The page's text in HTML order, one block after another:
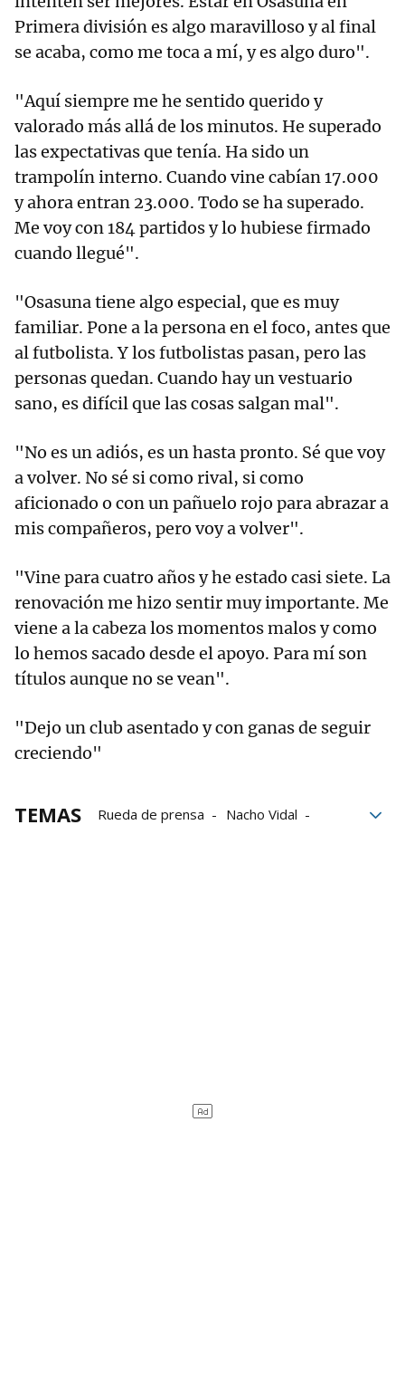
Primera división es algo maravilloso y al final
se acaba, como me toca a mí, y es algo duro".
"Aquí siempre me he sentido querido y
valorado más allá de los minutos. He superado
las expectativas que tenía. Ha sido un
trampolín interno. Cuando vine cabían 17.000
y ahora entran 23.000. Todo se ha superado.
Me voy con 184 partidos y lo hubiese firmado
cuando llegué".
"Osasuna tiene algo especial, que es muy
familiar. Pone a la persona en el foco, antes que
al futbolista. Y los futbolistas pasan, pero las
personas quedan. Cuando hay un vestuario
sano, es difícil que las cosas salgan mal".
"No es un adiós, es un hasta pronto. Sé que voy
a volver. No sé si como rival, si como
aficionado o con un pañuelo rojo para abrazar a
mis compañeros, pero voy a volver".
"Vine para cuatro años y he estado casi siete. La
renovación me hizo sentir muy importante. Me
viene a la cabeza los momentos malos y como
lo hemos sacado desde el apoyo. Para mí son
títulos aunque no se vean".
"Dejo un club asentado y con ganas de seguir
creciendo"
TEMAS Rueda de prensa
Nacho Vidal